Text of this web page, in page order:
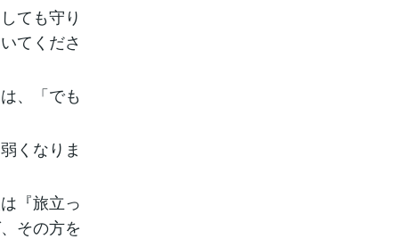
ても守り
てくださ
、「でも
くなりま
『旅立っ
その方を